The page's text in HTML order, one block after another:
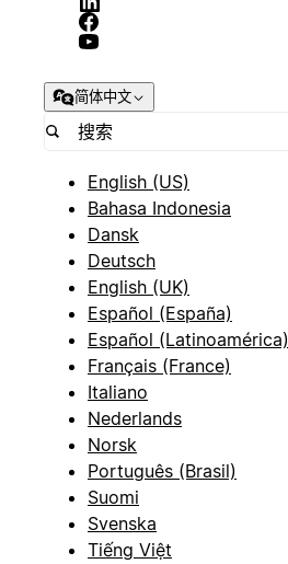
简体中文
English (US)
Bahasa Indonesia
Dansk
Deutsch
English (UK)
Español (España)
Español (Latinoamérica)
Français (France)
Italiano
Nederlands
Norsk
Português (Brasil)
Suomi
Svenska
Tiếng Việt